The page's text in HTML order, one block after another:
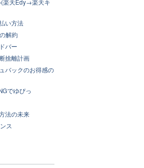
楽天Edy→楽天キ
い方法
解約
バー
捨離計画
バックのお得感の
でゆぴっ
法の未来
ス